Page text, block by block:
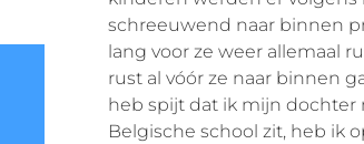
schreeuwend naar binnen
lang voor ze weer allemaal
rust al vóór ze naar binnen
heb spijt dat ik mijn dochter
Belgische school zit, heb ik